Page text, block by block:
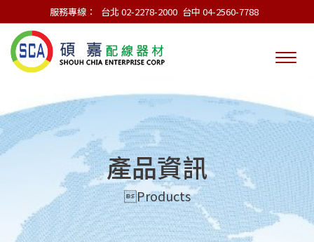
服務專線： 台北 02-2278-2000 台中 04-2560-7788
產品資訊
Products